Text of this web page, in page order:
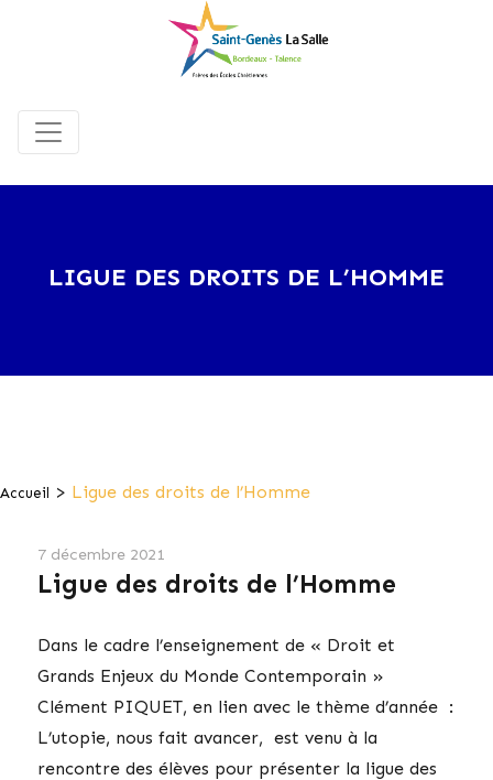
LIGUE DES DROITS DE L’HOMME
Accueil > Ligue des droits de l’Homme
7 décembre 2021
Ligue des droits de l’Homme
Dans le cadre l’enseignement de « Droit et
Grands Enjeux du Monde Contemporain »
Clément PIQUET, en lien avec le thème d’année :
L’utopie, nous fait avancer, est venu à la
rencontre des élèves pour présenter la ligue des